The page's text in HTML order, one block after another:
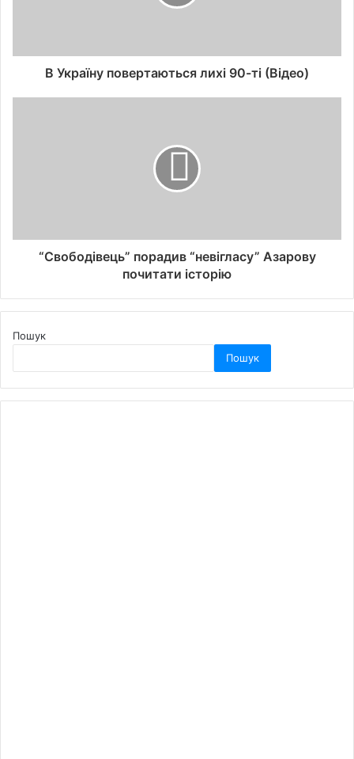
В Україну повертаються лихі 90-ті (Відео)
“Свободівець” порадив “невігласу” Азарову
почитати історію
Пошук
Пошук